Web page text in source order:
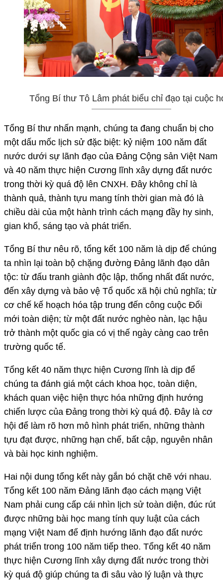
Tổng Bí thư Tô Lâm phát biểu chỉ đạo tại cuộc
Tổng Bí thư nhấn mạnh, chúng ta đang chuẩn bị cho
một dấu mốc lịch sử đặc biệt: kỷ niệm 100 năm đất
nước dưới sự lãnh đạo của Đảng Cộng sản Việt Nam
và 40 năm thực hiện Cương lĩnh xây dựng đất nước
trong thời kỳ quá độ lên CNXH. Đây không chỉ là
thành quả, thành tựu mang tính thời gian mà đó là
chiều dài của một hành trình cách mạng đầy hy sinh,
gian khổ, sáng tạo và phát triển.
Tổng Bí thư nêu rõ, tổng kết 100 năm là dịp để chúng
ta nhìn lại toàn bộ chặng đường Đảng lãnh đạo dân
tộc: từ đấu tranh giành độc lập, thống nhất đất nước,
đến xây dựng và bảo vệ Tổ quốc xã hội chủ nghĩa; từ
cơ chế kế hoạch hóa tập trung đến công cuộc Đổi
mới toàn diện; từ một đất nước nghèo nàn, lạc hậu
trở thành một quốc gia có vị thế ngày càng cao trên
trường quốc tế.
Tổng kết 40 năm thực hiện Cương lĩnh là dịp để
chúng ta đánh giá một cách khoa học, toàn diện,
khách quan việc hiện thực hóa những định hướng
chiến lược của Đảng trong thời kỳ quá độ. Đây là cơ
hội để làm rõ hơn mô hình phát triển, những thành
tựu đạt được, những hạn chế, bất cập, nguyên nhân
và bài học kinh nghiệm.
Hai nội dung tổng kết này gắn bó chặt chẽ với nhau.
Tổng kết 100 năm Đảng lãnh đạo cách mạng Việt
Nam phải cung cấp cái nhìn lịch sử toàn diện, đúc rút
được những bài học mang tính quy luật của cách
mạng Việt Nam để định hướng lãnh đạo đất nước
phát triển trong 100 năm tiếp theo. Tổng kết 40 năm
thực hiện Cương lĩnh xây dựng đất nước trong thời
kỳ quá độ giúp chúng ta đi sâu vào lý luận và thực